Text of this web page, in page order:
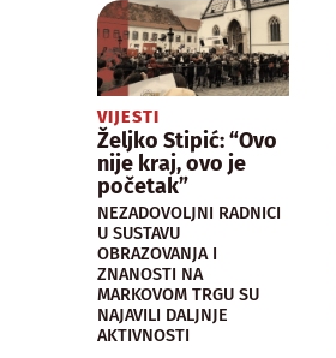
VIJESTI
Željko Stipić: “Ovo
nije kraj, ovo je
početak”
NEZADOVOLJNI RADNICI
U SUSTAVU
OBRAZOVANJA I
ZNANOSTI NA
MARKOVOM TRGU SU
NAJAVILI DALJNJE
AKTIVNOSTI